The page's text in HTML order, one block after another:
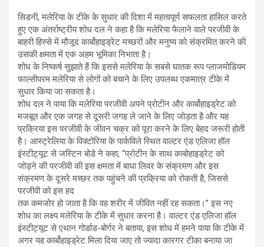
सिडनी, मलेरिया के टीके के सुधार की दिशा में महत्वपूर्ण सफलता हासिल करते
हुए एक अंतर्राष्ट्रीय शोध दल ने कहा है कि मलेरिया फैलाने वाले परजीवी के
बाहरी हिस्से में मौजूद कार्बोहाइड्रेट मच्छरों और मनुष्य को संक्रमित करने की
उसकी क्षमता में एक अहम भूमिका निभाता है।
शोध के निष्कर्ष सुझाते हैं कि इससे मलेरिया के सबसे घातक रूप प्लाजमोडियम
फाल्सीपरम मलेरिया से लोगों को बचाने के लिए उपलब्ध एकमात्र टीके में
सुधार किया जा सकता है।
शोध दल ने पाया कि मलेरिया परजीवी अपने प्रोटीन और कार्बोहाइड्रेट को
मजबूत और एक जगह से दूसरी जगह ले जाने के लिए जोड़ता है और यह
प्रक्रिया इस परजीवी के जीवन चक्र को पूरा करने के लिए बेहद जरूरी होती
है। आस्ट्रेलिया के विक्टोरिया के पार्कविले स्थित वाल्टर एंड एलिजा हॉल
इंस्टीट्यूट से जस्टिन बोडे ने कहा, ‘‘प्रोटीन के साथ काबोहाइड्रेट को
जोड़ने की परजीवी की इस क्षमता में बाधा लिवर के संक्रमण और इस
संक्रमण के दूसरे मच्छर तक पहुंचने की प्रक्रिया को रोकती है, जिससे
परजीवी को इस हद
तक कमजोर हो जाता है कि वह शरीर में जीवित नहीं रह सकता।’’ इस नए
शोध का लक्ष्य मलेरिया के टीके में सुधार करना है। वाल्टर एंड एलिजा हॉल
इंस्टीट्यूट से एथान गोर्डाड-बोर्गर ने बताया, इस शोध में हमने पाया कि टीके में
अगर यह कार्बोहाइड्रेट मिला दिया जाए तो ज्यादा कारगर टीका बनाया जा